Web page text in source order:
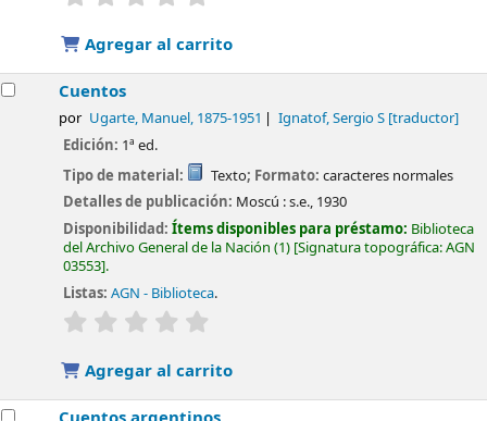
Agregar al carrito
Cuentos
por Ugarte, Manuel, 1875-1951 Ignatof, Sergio S[traductor]
Edición: 1ª ed.
Tipo de material:
Texto; Formato: caracteres normales
Detalles de publicación: Moscú :s.e., 1930
Disponibilidad:Ítems disponibles para préstamo: Biblioteca
del Archivo General de la Nación (1) Signatura topográfica:AGN
03553 .
Listas: AGN - Biblioteca.
valoración
Agregar al carrito